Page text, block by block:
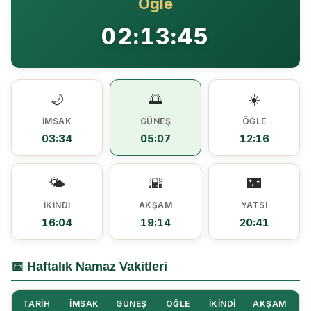
16:48 | Kaymakam Kaptanoğlu’ndan Kıbrıs Gazisi Recep Kıral’a iftar ziyareti
02:13:45
🌙
İMSAK
03:34
🌅
GÜNEŞ
05:07
☀️
ÖĞLE
12:16
🌤️
İKINDI
16:04
🌇
AKŞAM
19:14
🌃
YATSI
20:41
📅 Haftalık Namaz Vakitleri
TARIH İMSAK GÜNEŞ ÖĞLE İKINDI AKŞAM